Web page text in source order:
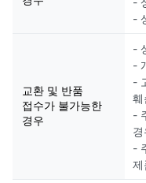
-
교환 및 반품
접수가 불가능한
경우
-
-
-
훼
-
경
-
제